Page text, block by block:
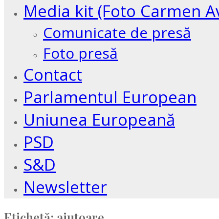
Media kit (Foto Carmen
Comunicate de presă
Foto presă
Contact
Parlamentul European
Uniunea Europeană
PSD
S&D
Newsletter